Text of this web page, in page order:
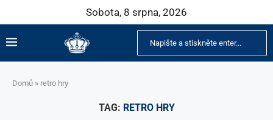
Sobota, 8 srpna, 2026
Domů » retro hry
TAG: RETRO HRY